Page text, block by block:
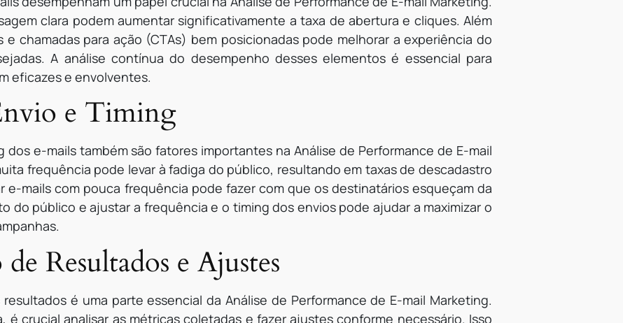
clara podem aumentar significativamente a taxa de abertura e cliques. Além
chamadas para ação (CTAs) bem posicionadas pode melhorar a experiência do
A análise contínua do desempenho desses elementos é essencial para
eficazes e envolventes.
e Timing
e-mails também são fatores importantes na Análise de Performance de E-mail
frequência pode levar à fadiga do público, resultando em taxas de descadastro
e-mails com pouca frequência pode fazer com que os destinatários esqueçam da
do público e ajustar a frequência e o timing dos envios pode ajudar a maximizar o
Resultados e Ajustes
é uma parte essencial da Análise de Performance de E-mail Marketing.
é crucial analisar as métricas coletadas e fazer ajustes conforme necessário. Isso